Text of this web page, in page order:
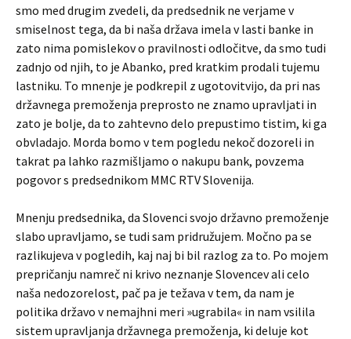
smo med drugim zvedeli, da predsednik ne verjame v
smiselnost tega, da bi naša država imela v lasti banke in
zato nima pomislekov o pravilnosti odločitve, da smo tudi
zadnjo od njih, to je Abanko, pred kratkim prodali tujemu
lastniku. To mnenje je podkrepil z ugotovitvijo, da pri nas
državnega premoženja preprosto ne znamo upravljati in
zato je bolje, da to zahtevno delo prepustimo tistim, ki ga
obvladajo. Morda bomo v tem pogledu nekoč dozoreli in
takrat pa lahko razmišljamo o nakupu bank, povzema
pogovor s predsednikom MMC RTV Slovenija.
Mnenju predsednika, da Slovenci svojo državno premoženje
slabo upravljamo, se tudi sam pridružujem. Močno pa se
razlikujeva v pogledih, kaj naj bi bil razlog za to. Po mojem
prepričanju namreč ni krivo neznanje Slovencev ali celo
naša nedozorelost, pač pa je težava v tem, da nam je
politika državo v nemajhni meri »ugrabila« in nam vsilila
sistem upravljanja državnega premoženja, ki deluje kot